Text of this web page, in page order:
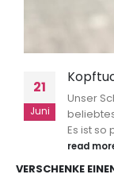
21
Juni
Unser
Es ist so
read
VERSCHENKE